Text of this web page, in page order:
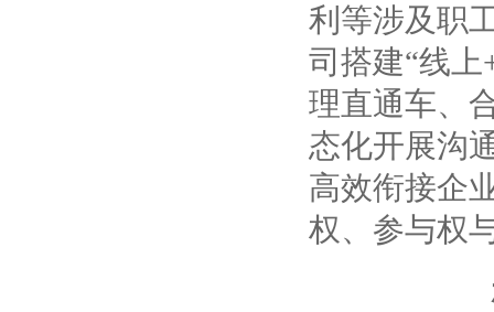
利等涉及职
司搭建“线
理直通车、
态化开展沟
高效衔接企
权、参与权